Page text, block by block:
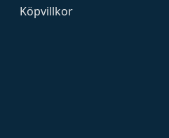
Köpvillkor